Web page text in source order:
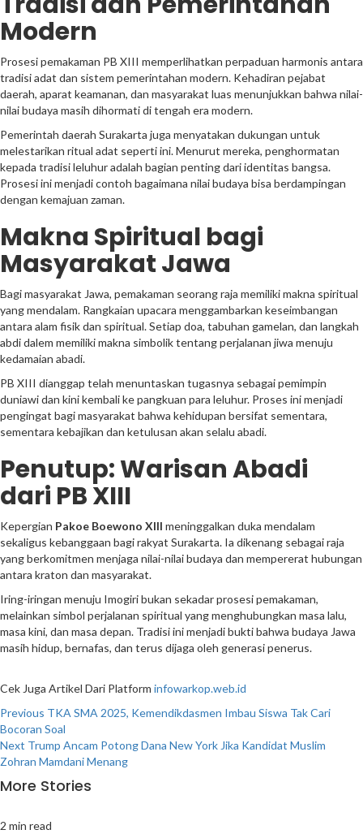
Modern
Prosesi pemakaman PB XIII memperlihatkan perpaduan harmonis antara
tradisi adat dan sistem pemerintahan modern. Kehadiran pejabat
daerah, aparat keamanan, dan masyarakat luas menunjukkan bahwa nilai-
nilai budaya masih dihormati di tengah era modern.
Pemerintah daerah Surakarta juga menyatakan dukungan untuk
melestarikan ritual adat seperti ini. Menurut mereka, penghormatan
kepada tradisi leluhur adalah bagian penting dari identitas bangsa.
Prosesi ini menjadi contoh bagaimana nilai budaya bisa berdampingan
dengan kemajuan zaman.
Makna Spiritual bagi
Masyarakat Jawa
Bagi masyarakat Jawa, pemakaman seorang raja memiliki makna spiritual
yang mendalam. Rangkaian upacara menggambarkan keseimbangan
antara alam fisik dan spiritual. Setiap doa, tabuhan gamelan, dan langkah
abdi dalem memiliki makna simbolik tentang perjalanan jiwa menuju
kedamaian abadi.
PB XIII dianggap telah menuntaskan tugasnya sebagai pemimpin
duniawi dan kini kembali ke pangkuan para leluhur. Proses ini menjadi
pengingat bagi masyarakat bahwa kehidupan bersifat sementara,
sementara kebajikan dan ketulusan akan selalu abadi.
Penutup: Warisan Abadi
dari PB XIII
Kepergian Pakoe Boewono XIII meninggalkan duka mendalam
sekaligus kebanggaan bagi rakyat Surakarta. Ia dikenang sebagai raja
yang berkomitmen menjaga nilai-nilai budaya dan mempererat hubungan
antara kraton dan masyarakat.
Iring-iringan menuju Imogiri bukan sekadar prosesi pemakaman,
melainkan simbol perjalanan spiritual yang menghubungkan masa lalu,
masa kini, dan masa depan. Tradisi ini menjadi bukti bahwa budaya Jawa
masih hidup, bernafas, dan terus dijaga oleh generasi penerus.
Cek Juga Artikel Dari Platform infowarkop.web.id
Post
navigation
Previous TKA SMA 2025, Kemendikdasmen Imbau Siswa Tak Cari
Bocoran Soal
Next Trump Ancam Potong Dana New York Jika Kandidat Muslim
Zohran Mamdani Menang
More Stories
2 min read